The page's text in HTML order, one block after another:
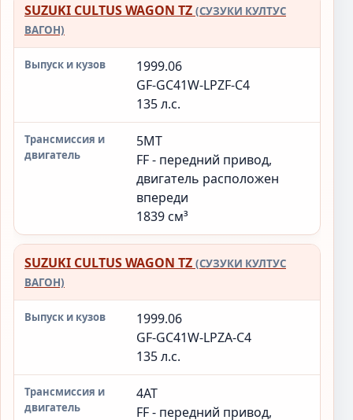
SUZUKI CULTUS WAGON TZ (СУЗУКИ КУЛТУС
ВАГОН)
1999.06
GF-GC41W-LPZF-C4
135 л.с.
5MT
FF - передний привод,
двигатель расположен
впереди
1839 см³
SUZUKI CULTUS WAGON TZ (СУЗУКИ КУЛТУС
ВАГОН)
1999.06
GF-GC41W-LPZA-C4
135 л.с.
4AT
FF - передний привод,